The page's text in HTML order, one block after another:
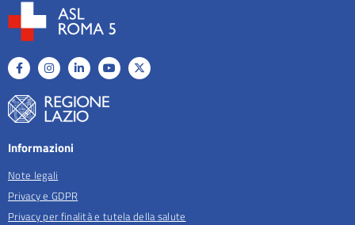
Informazioni
Note legali
Privacy e GDPR
Privacy per finalità e tutela della salute